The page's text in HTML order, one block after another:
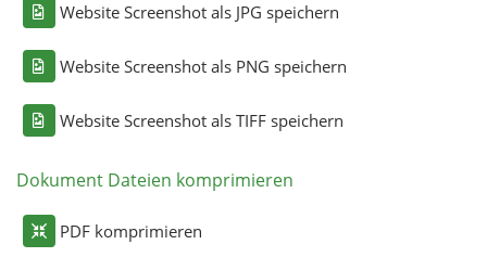
Website Screenshot als JPG speichern
Website Screenshot als PNG speichern
Website Screenshot als TIFF speichern
Dokument Dateien komprimieren
PDF komprimieren